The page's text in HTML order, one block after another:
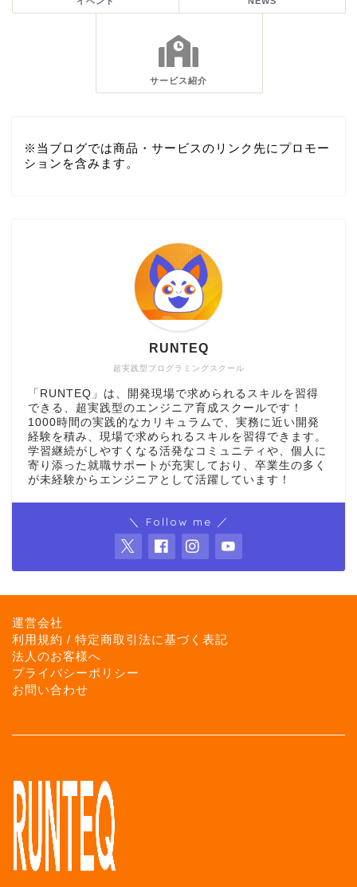
サービス紹介
※当ブログでは商品・サービスのリンク先にプロモー
ションを含みます。
超実践型プログラミングスクール
RUNTEQ
「RUNTEQ」は、開発現場で求められるスキルを習得
できる、超実践型のエンジニア育成スクールです！
1000時間の実践的なカリキュラムで、実務に近い開発
経験を積み、現場で求められるスキルを習得できます。
学習継続がしやすくなる活発なコミュニティや、個人に
寄り添った就職サポートが充実しており、卒業生の多く
が未経験からエンジニアとして活躍しています！
＼ Follow me ／
運営会社
利用規約 / 特定商取引法に基づく表記
法人のお客様へ
プライバシーポリシー
お問い合わせ